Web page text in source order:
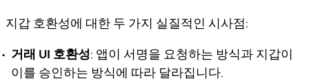
지갑 호환성에 대한 두 가지 실질적인 시사점:
거래 UI 호환성: 앱이 서명을 요청하는 방식과 지갑이
이를 승인하는 방식에 따라 달라집니다.